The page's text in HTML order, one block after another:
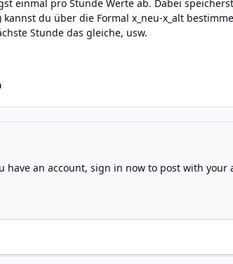
einmal pro Stunde Werte ab. Dabei
kannst du über die Formal x_neu-x_alt
Stunde das gleiche, usw.
have an account, sign in nowto post with your